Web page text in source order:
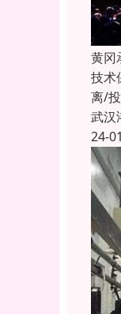
黄冈
技术
离/
武汉
24-